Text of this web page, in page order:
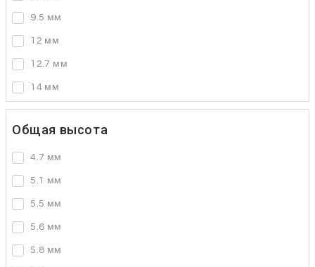
9.5 мм
12 мм
12.7 мм
14 мм
Общая высота
4.7 мм
5.1 мм
5.5 мм
5.6 мм
5.8 мм